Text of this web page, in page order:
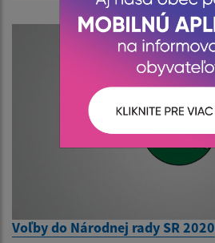
Voľby do Národnej rady SR 2020